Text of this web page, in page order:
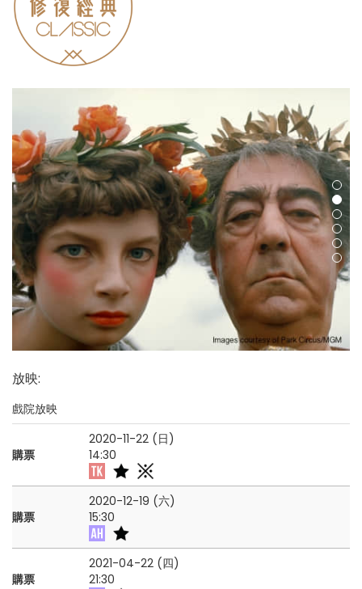
放映:
戲院放映
購票
2020-11-22 (日)
14:30
購票
2020-12-19 (六)
15:30
購票
2021-04-22 (四)
21:30